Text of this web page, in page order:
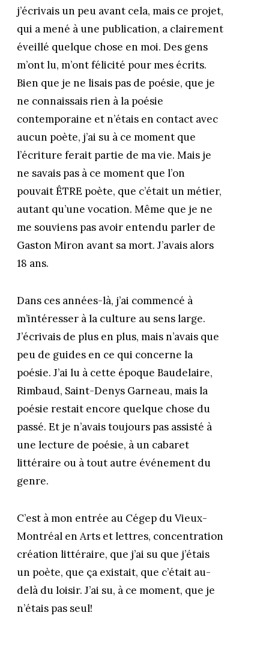
j’écrivais un peu avant cela, mais ce projet,
qui a mené à une publication, a clairement
éveillé quelque chose en moi. Des gens
m’ont lu, m’ont félicité pour mes écrits.
Bien que je ne lisais pas de poésie, que je
ne connaissais rien à la poésie
contemporaine et n’étais en contact avec
aucun poète, j’ai su à ce moment que
l’écriture ferait partie de ma vie. Mais je
ne savais pas à ce moment que l’on
pouvait ÊTRE poète, que c’était un métier,
autant qu’une vocation. Même que je ne
me souviens pas avoir entendu parler de
Gaston Miron avant sa mort. J’avais alors
18 ans.
Dans ces années-là, j’ai commencé à
m’intéresser à la culture au sens large.
J’écrivais de plus en plus, mais n’avais que
peu de guides en ce qui concerne la
poésie. J’ai lu à cette époque Baudelaire,
Rimbaud, Saint-Denys Garneau, mais la
poésie restait encore quelque chose du
passé. Et je n’avais toujours pas assisté à
une lecture de poésie, à un cabaret
littéraire ou à tout autre événement du
genre.
C’est à mon entrée au Cégep du Vieux-
Montréal en Arts et lettres, concentration
création littéraire, que j’ai su que j’étais
un poète, que ça existait, que c’était au-
delà du loisir. J’ai su, à ce moment, que je
n’étais pas seul!